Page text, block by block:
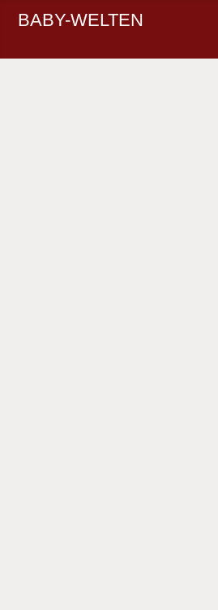
BABY-WELTEN